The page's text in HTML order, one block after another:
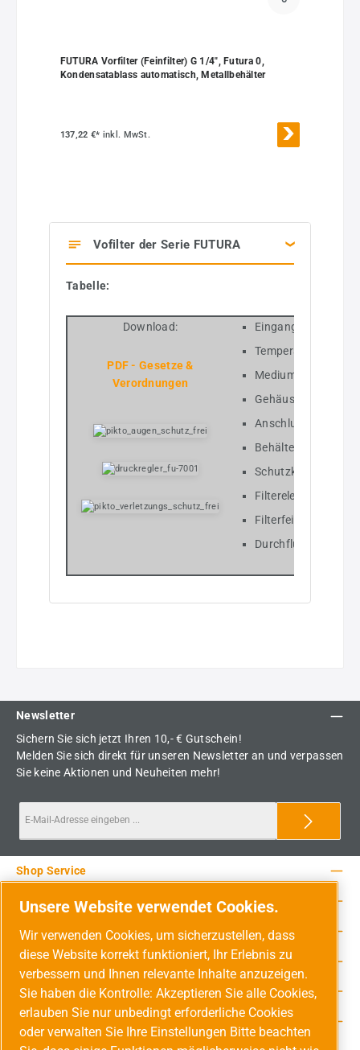
FUTURA Vorfilter (Feinfilter) G 1/4", Futura 0,
Kondensatablass automatisch, Metallbehälter
137,22 €* inkl. MwSt.
Vofilter der Serie FUTURA
Tabelle:
Download:
PDF - Gesetze &
Verordnungen
Eingangsdruck
Temperaturbereich
Medium Druckluft
Gehäuse
Behälter
Schutzkorb
Filterelement
Filterfeinheit 0,3
Newsletter
Sichern Sie sich jetzt Ihren 10,- € Gutschein!
Melden Sie sich direkt für unseren Newsletter an und verpassen
Sie keine Aktionen und Neuheiten mehr!
Service-Hotline
Shop Service
Rechtliche Hinweise
Unsere Vorteile
Versandarten
Zahlungsarten
Unsere Website verwendet Cookies.
Wir verwenden Cookies, um sicherzustellen, dass
diese Website korrekt funktioniert, Ihr Erlebnis zu
verbessern und Ihnen relevante Inhalte anzuzeigen.
Sie haben die Kontrolle: Akzeptieren Sie alle Cookies,
erlauben Sie nur unbedingt erforderliche Cookies
oder verwalten Sie Ihre Einstellungen Bitte beachten